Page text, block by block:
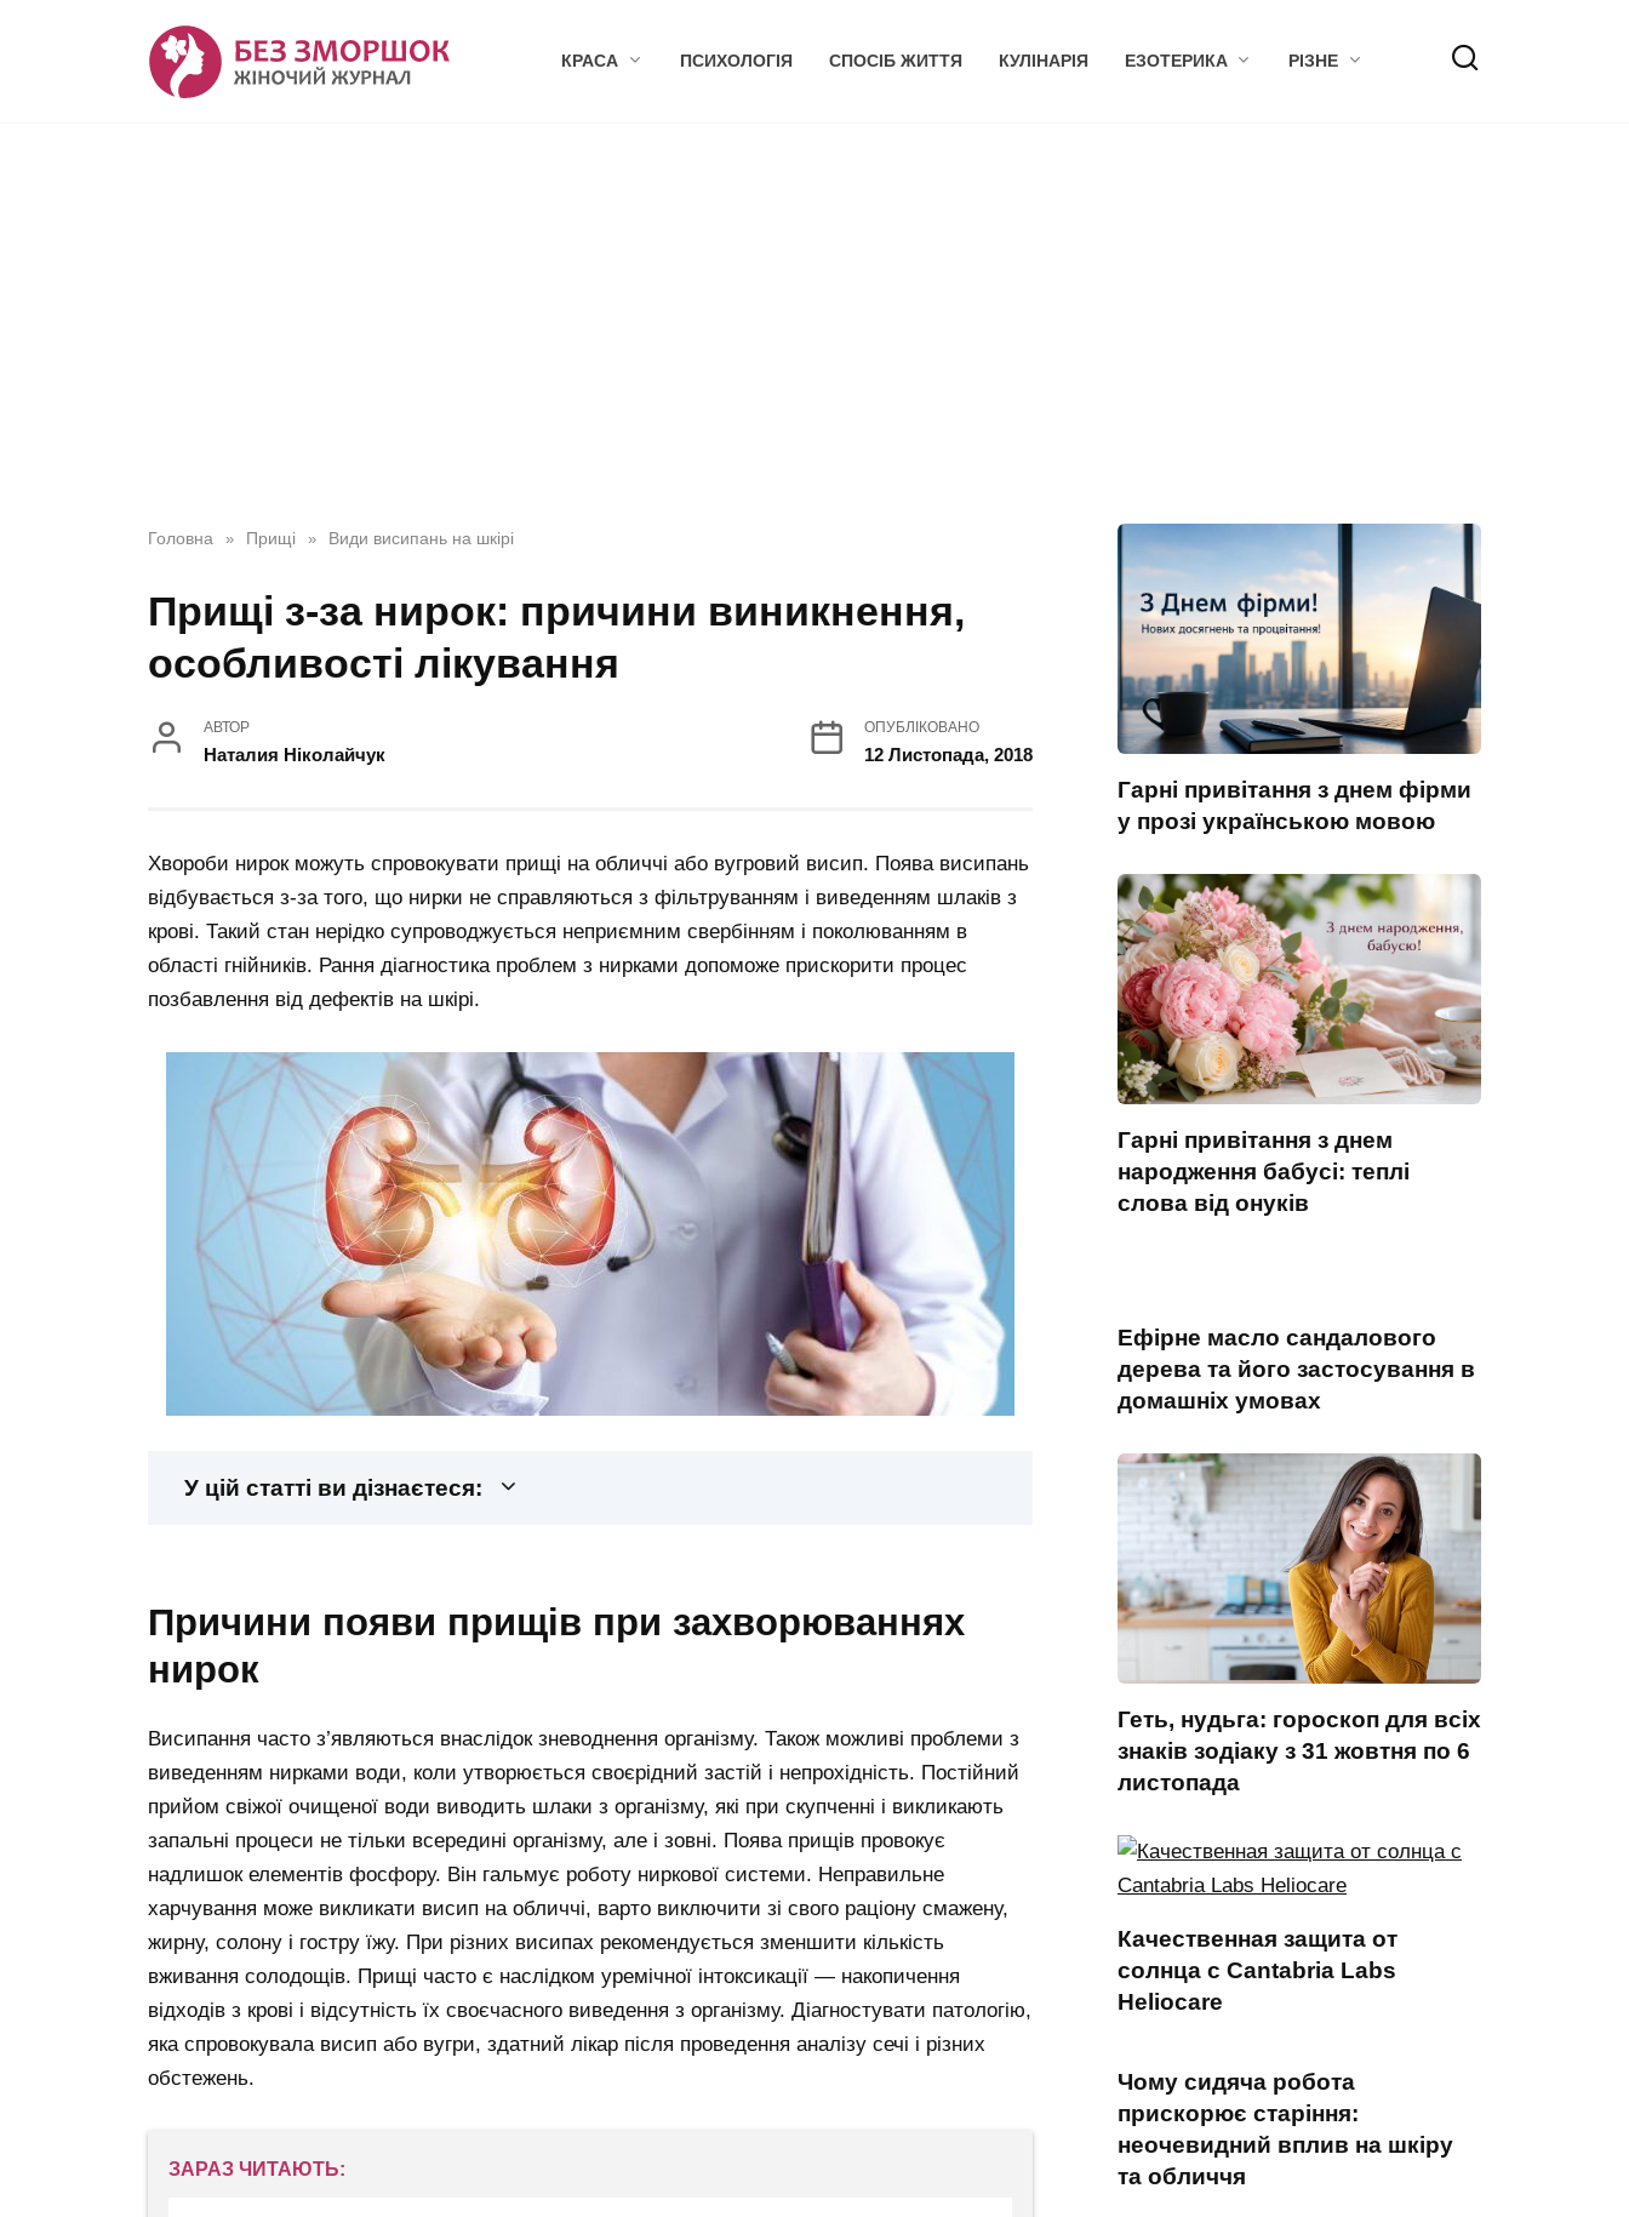
КРАСА ПСИХОЛОГІЯ СПОСІБ ЖИТТЯ КУЛІНАРІЯ ЕЗОТЕРИКА РІЗНЕ
Головна » Прищі » Види висипань на шкірі
Прищі з-за нирок: причини виникнення,
особливості лікування
АВТОР
Наталия Ніколайчук
ОПУБЛІКОВАНО
12 Листопада, 2018
Хвороби нирок можуть спровокувати прищі на обличчі або вугровий висип. Поява висипань
відбувається з-за того, що нирки не справляються з фільтруванням і виведенням шлаків з
крові. Такий стан нерідко супроводжується неприємним свербінням і поколюванням в
області гнійників. Рання діагностика проблем з нирками допоможе прискорити процес
позбавлення від дефектів на шкірі.
У цій статті ви дізнаєтеся:
причини появи прищів при захворюваннях
нирок
Висипання часто з’являються внаслідок зневоднення організму. Також можливі проблеми з
виведенням нирками води, коли утворюється своєрідний застій і непрохідність. Постійний
прийом свіжої очищеної води виводить шлаки з організму, які при скупченні і викликають
запальні процеси не тільки всередині організму, але і зовні. Поява прищів провокує
надлишок елементів фосфору. Він гальмує роботу ниркової системи. Неправильне
харчування може викликати висип на обличчі, варто виключити зі свого раціону смажену,
жирну, солону і гостру їжу. При різних висипах рекомендується зменшити кількість
вживання солодощів. Прищі часто є наслідком уремічної інтоксикації — накопичення
відходів з крові і відсутність їх своєчасного виведення з організму. Діагностувати патологію,
яка спровокувала висип або вугри, здатний лікар після проведення аналізу сечі і різних
обстежень.
ЗАРАЗ ЧИТАЮТЬ:
Гарні привітання з днем фірми
у прозі українською мовою
Гарні привітання з днем
народження бабусі: теплі
слова від онуків
Ефірне масло сандалового
дерева та його застосування в
домашніх умовах
Геть, нудьга: гороскоп для всіх
знаків зодіаку з 31 жовтня по 6
листопада
Качественная защита от
солнца с Cantabria Labs
Heliocare
Чому сидяча робота
прискорює старіння:
неочевидний вплив на шкіру
та обличчя